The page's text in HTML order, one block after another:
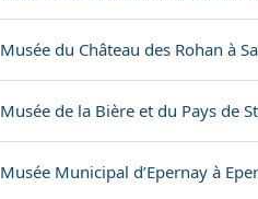
Musée du Château des Rohan à
Musée de la Bière et du Pays de
Musée Municipal d’Epernay à